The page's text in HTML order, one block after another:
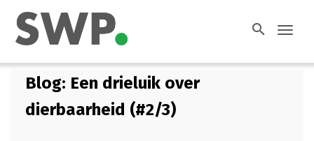
search
Blog: Een drieluik over
dierbaarheid (#2/3)